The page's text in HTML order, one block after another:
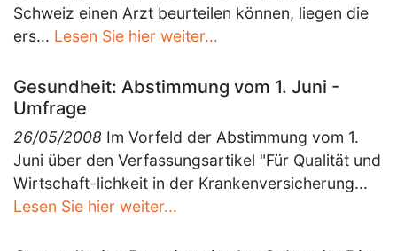
Schweiz einen Arzt beurteilen können, liegen die
ers... Lesen Sie hier weiter...
Gesundheit: Abstimmung vom 1. Juni -
Umfrage
26/05/2008 Im Vorfeld der Abstimmung vom 1.
Juni über den Verfassungsartikel "Für Qualität und
Wirtschaft-lichkeit in der Krankenversicherung...
Lesen Sie hier weiter...